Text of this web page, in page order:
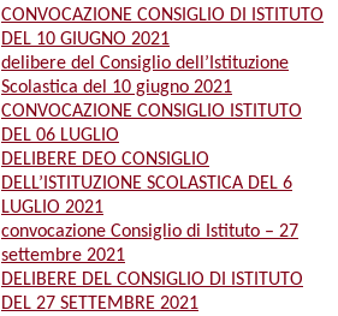
CONVOCAZIONE CONSIGLIO DI ISTITUTO
DEL 10 GIUGNO 2021
delibere del Consiglio dell’Istituzione
Scolastica del 10 giugno 2021
CONVOCAZIONE CONSIGLIO ISTITUTO
DEL 06 LUGLIO
DELIBERE DEO CONSIGLIO
DELL’ISTITUZIONE SCOLASTICA DEL 6
LUGLIO 2021
convocazione Consiglio di Istituto – 27
settembre 2021
DELIBERE DEL CONSIGLIO DI ISTITUTO
DEL 27 SETTEMBRE 2021